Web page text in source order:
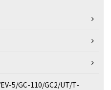
5/GC-110/GC2/UT/T-